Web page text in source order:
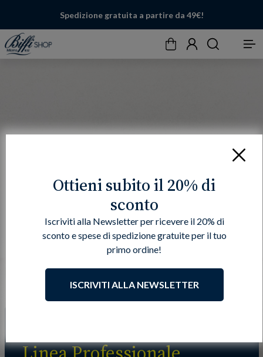
Spedizione gratuita a partire da 49€!
CarrelloAccountCerca Menu
Chiudi
Ottieni subito il 20% di
sconto
Iscriviti alla Newsletter per ricevere il 20% di
sconto e spese di spedizione gratuite per il tuo
primo ordine!
ISCRIVITI ALLA NEWSLETTER